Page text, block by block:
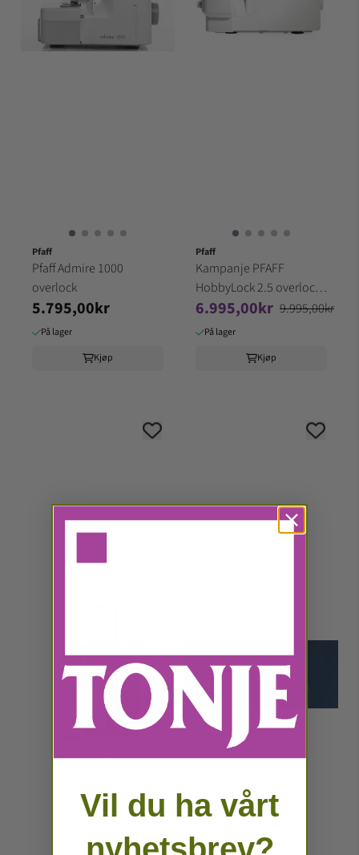
Pfaff
Pfaff Admire 1000
overlock
5.795,00kr
På lager
Kjøp
Pfaff
Kampanje PFAFF
HobbyLock 2.5 overlock
(3etg)
6.995,00kr 9.995,00kr
På lager
Kjøp
Vil du ha vårt